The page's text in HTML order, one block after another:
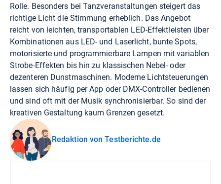
Rolle. Besonders bei Tanzveranstaltungen steigert das
richtige Licht die Stimmung erheblich. Das Angebot
reicht von leichten, transportablen LED-Effektleisten über
Kombinationen aus LED- und Laserlicht, bunte Spots,
motorisierte und programmierbare Lampen mit variablen
Strobe-Effekten bis hin zu klassischen Nebel- oder
dezenteren Dunstmaschinen. Moderne Lichtsteuerungen
lassen sich häufig per App oder DMX-Controller bedienen
und sind oft mit der Musik synchronisierbar. So sind der
kreativen Gestaltung kaum Grenzen gesetzt.
Redaktion von Testberichte.de